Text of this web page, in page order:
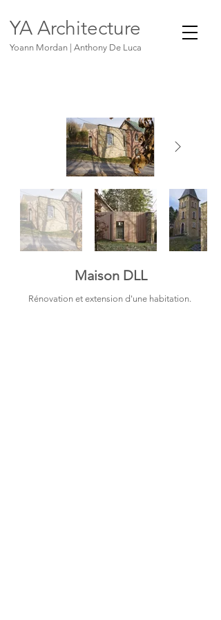
YA Architecture
Yoann Mordan | Anthony De Luca
Maison DLL
Rénovation et extension d'une habitation.